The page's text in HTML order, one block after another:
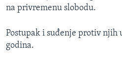
na privremenu slobodu.
Postupak i suđenje protiv njih
godina.